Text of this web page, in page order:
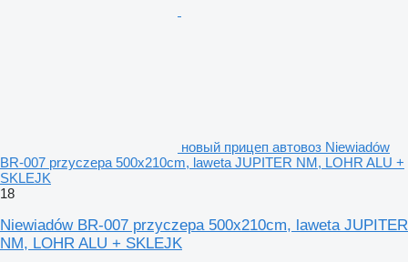
новый прицеп автовоз Niewiadów
BR-007 przyczepa 500x210cm, laweta JUPITER NM, LOHR ALU +
SKLEJK
18
Niewiadów BR-007 przyczepa 500x210cm, laweta JUPITER
NM, LOHR ALU + SKLEJK